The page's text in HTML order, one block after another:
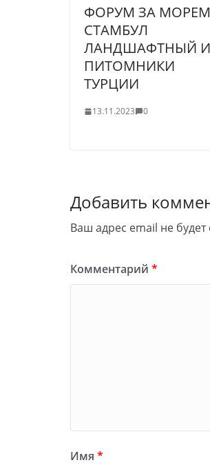
ФОРУМ ЗА
СТАМБУЛ
ЛАНДШАФТНЫЙ И
ПИТОМНИКИ
ТУРЦИИ
13.11.2023 0
Добавить
Ваш адрес email не будет
Комментарий *
Имя *